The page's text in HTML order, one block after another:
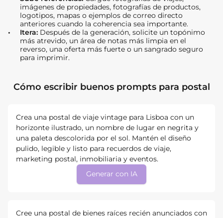
imágenes de propiedades, fotografías de productos,
logotipos, mapas o ejemplos de correo directo
anteriores cuando la coherencia sea importante.
Itera: Después de la generación, solicite un topónimo
más atrevido, un área de notas más limpia en el
reverso, una oferta más fuerte o un sangrado seguro
para imprimir.
Cómo escribir buenos prompts para postal
Crea una postal de viaje vintage para Lisboa con un
horizonte ilustrado, un nombre de lugar en negrita y
una paleta descolorida por el sol. Mantén el diseño
pulido, legible y listo para recuerdos de viaje,
marketing postal, inmobiliaria y eventos.
Generar con IA
Cree una postal de bienes raíces recién anunciados con